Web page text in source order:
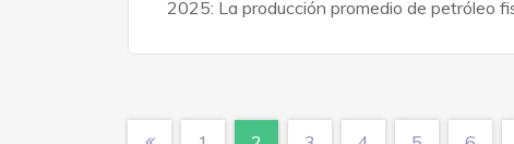
2025: La producción promedio de petróleo